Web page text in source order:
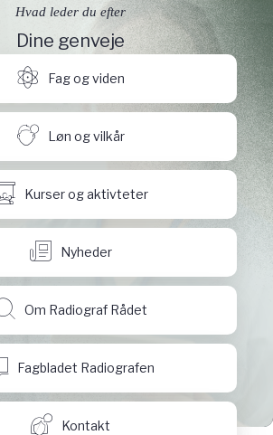
Hvad leder du efter
Dine genveje
Fag og viden
Løn og vilkår
Kurser og aktivteter
Nyheder
Om Radiograf Rådet
Fagbladet Radiografen
Kontakt